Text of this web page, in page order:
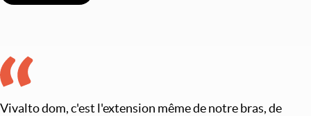
Vivalto dom, c'est l'extension même de notre bras, de